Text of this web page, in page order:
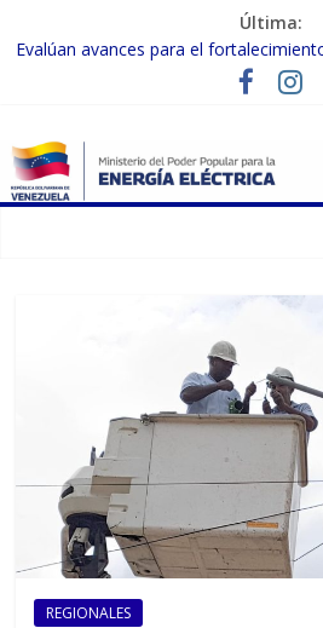
Última:
Evalúan avances para el
Inspeccionan trabajos de
Gobierno Nacional activa plan
ante el fenómeno de El Niño
Termocarabobo recupera el 50% de
REGIONALES